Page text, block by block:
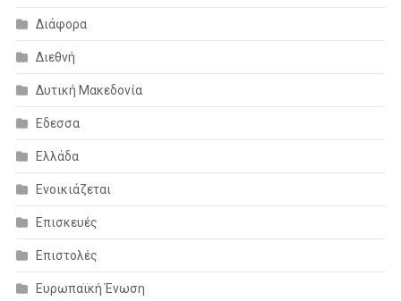
Διάφορα
Διεθνή
Δυτική Μακεδονία
Εδεσσα
Ελλάδα
Ενοικιάζεται
Επισκευές
Επιστολές
Ευρωπαϊκή Ένωση